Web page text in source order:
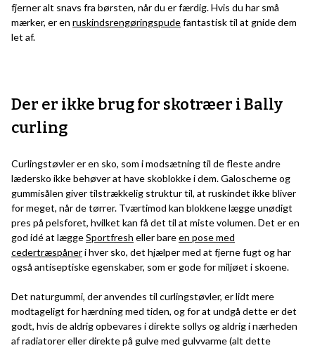
fjerner alt snavs fra børsten, når du er færdig. Hvis du har små
mærker, er en ruskindsrengøringspudefantastisk til at gnide dem
let af.
Der er ikke brug for skotræer i Bally
curling
Curlingstøvler er en sko, som i modsætning til de fleste andre
lædersko ikke behøver at have skoblokke i dem. Galoscherne og
gummisålen giver tilstrækkelig struktur til, at ruskindet ikke bliver
for meget, når de tørrer. Tværtimod kan blokkene lægge unødigt
pres på pelsforet, hvilket kan få det til at miste volumen. Det er en
god idé at læggeSportfresh eller bareen pose med
cedertræspåneri hver sko, det hjælper med at fjerne fugt og har
også antiseptiske egenskaber, som er gode for miljøet i skoene.
Det naturgummi, der anvendes til curlingstøvler, er lidt mere
modtageligt for hærdning med tiden, og for at undgå dette er det
godt, hvis de aldrig opbevares i direkte sollys og aldrig i nærheden
af radiatorer eller direkte på gulve med gulvvarme (alt dette